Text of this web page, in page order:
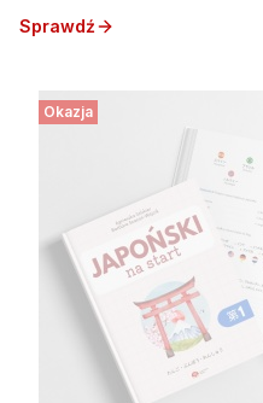
Sprawdź
Okazja